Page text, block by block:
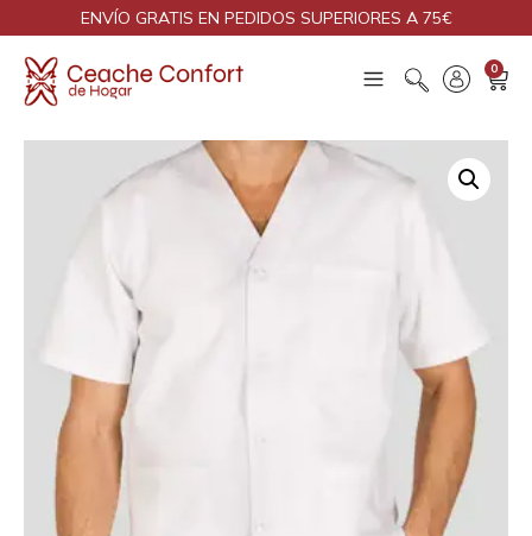
ENVÍO GRATIS EN PEDIDOS SUPERIORES A 75€
0